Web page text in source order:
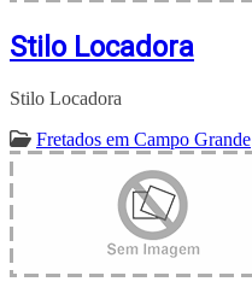
Stilo Locadora
Stilo Locadora
Fretados em Campo Grande